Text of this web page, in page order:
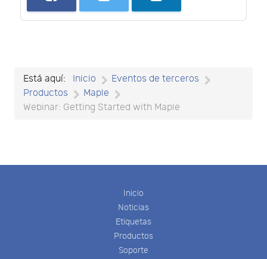
Está aquí: Inicio
Eventos de terceros
Productos
Maple
Webinar: Getting Started with Maple
Inicio
Noticias
Etiquetas
Productos
Soporte